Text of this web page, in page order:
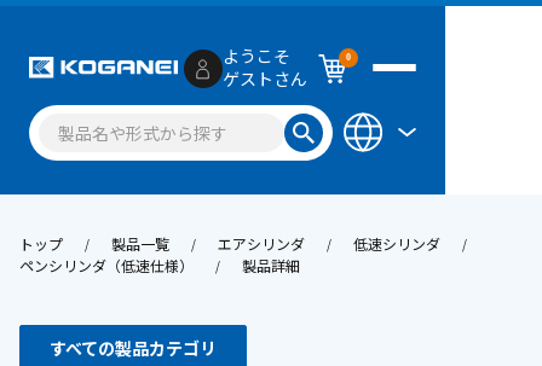
ようこそ
ゲストさん
0
トップ 製品一覧 エアシリンダ
低速シリンダ
ペンシリンダ（低速仕様）
製品詳細
すべての製品カテゴリ